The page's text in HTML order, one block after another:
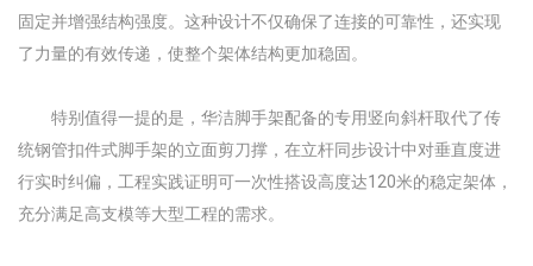
固定并增强结构强度。这种设计不仅确保了连接的可靠性，还实现
了力量的有效传递，使整个架体结构更加稳固。
特别值得一提的是，华洁脚手架配备的专用竖向斜杆取代了传
统钢管扣件式脚手架的立面剪刀撑，在立杆同步设计中对垂直度进
行实时纠偏，工程实践证明可一次性搭设高度达120米的稳定架体，
充分满足高支模等大型工程的需求。